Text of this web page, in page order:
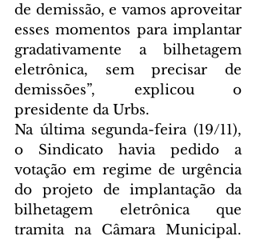
de demissão, e vamos aproveitar
esses momentos para implantar
gradativamente a bilhetagem
eletrônica, sem precisar de
demissões”, explicou o
presidente da Urbs.
Na última segunda-feira (19/11),
o Sindicato havia pedido a
votação em regime de urgência
do projeto de implantação da
bilhetagem eletrônica que
tramita na Câmara Municipal.